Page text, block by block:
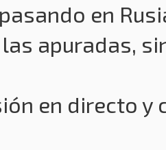
en
apuradas,
en directo y